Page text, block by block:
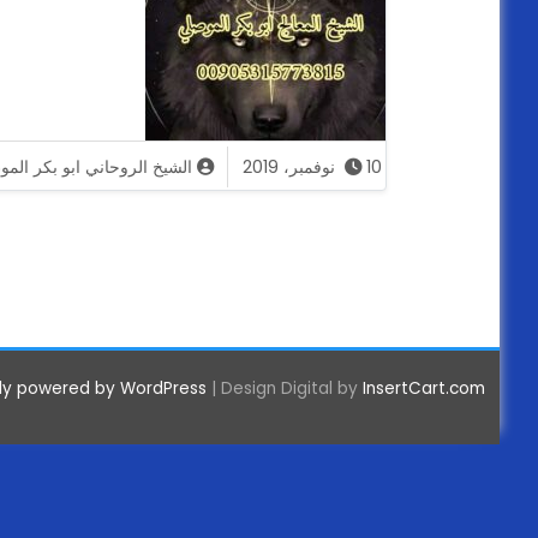
10 نوفمبر، 2019 الشيخ الروحاني ابو بكر
powered by WordPress Design Digital by InsertCart.com